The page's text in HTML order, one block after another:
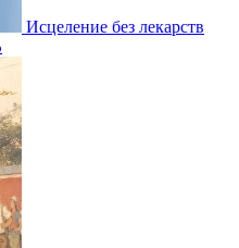
Исцеление без лекарств